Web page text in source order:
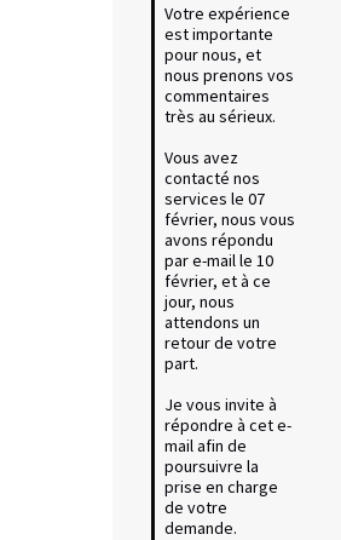
Votre expérience
est importante
pour nous, et
nous prenons vos
commentaires
très au sérieux.
Vous avez
contacté nos
services le 07
février, nous vous
avons répondu
par e-mail le 10
février, et à ce
jour, nous
attendons un
retour de votre
part.
Je vous invite à
répondre à cet e-
mail afin de
poursuivre la
prise en charge
de votre
demande.